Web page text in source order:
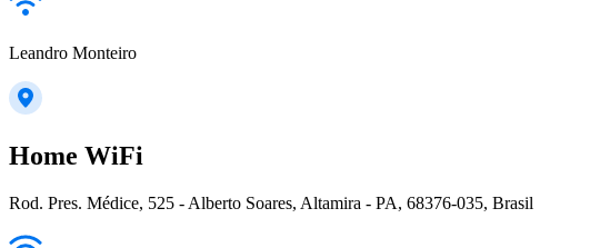
Leandro Monteiro
Home WiFi
Rod. Pres. Médice, 525 - Alberto Soares, Altamira - PA, 68376-035, Brasil